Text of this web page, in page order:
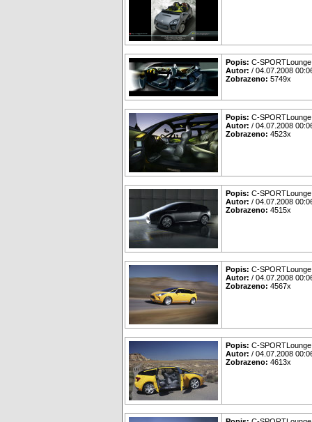
Popis: C-SPORTLounge
Autor: / 04.07.2008
Zobrazeno: 5749x
Popis: C-SPORTLounge
Autor: / 04.07.2008
Zobrazeno: 4523x
Popis: C-SPORTLounge
Autor: / 04.07.2008
Zobrazeno: 4515x
Popis: C-SPORTLounge
Autor: / 04.07.2008
Zobrazeno: 4567x
Popis: C-SPORTLounge
Autor: / 04.07.2008
Zobrazeno: 4613x